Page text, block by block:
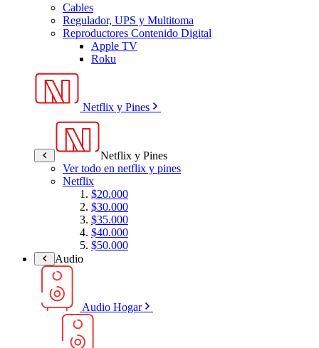
Cables
Regulador, UPS y Multitoma
Reproductores Contenido Digital
Apple TV
Roku
Netflix y Pines
Netflix y Pines
Ver todo en netflix y pines
Netflix
$20.000
$30.000
$35.000
$40.000
$50.000
Audio
Audio Hogar